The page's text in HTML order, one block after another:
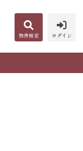
物件検索 ログイン